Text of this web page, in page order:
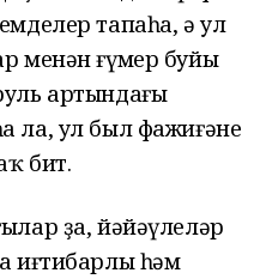
тапаһа, ә ул
менән ғүмер буйы
артындағы
ла, ул был фажиғәне
бит.
ҙа, йәйәүлеләр
иғтибарлы һәм